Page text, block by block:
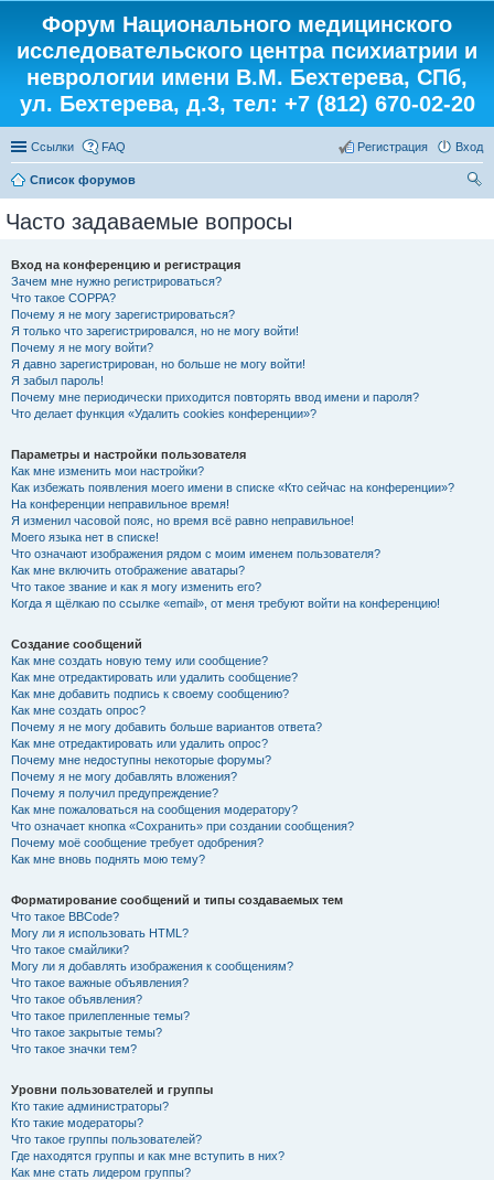
Форум Национального медицинского
исследовательского центра психиатрии и
неврологии имени В.М. Бехтерева, СПб,
ул. Бехтерева, д.3, тел: +7 (812) 670-02-20
Ссылки FAQ Вход
Регистрация
Список форумов
Часто задаваемые вопросы
Вход на конференцию и регистрация
Зачем мне нужно регистрироваться?
Что такое COPPA?
Почему я не могу зарегистрироваться?
Я только что зарегистрировался, но не могу войти!
Почему я не могу войти?
Я давно зарегистрирован, но больше не могу войти!
Я забыл пароль!
Почему мне периодически приходится повторять ввод имени и пароля?
Что делает функция «Удалить cookies конференции»?
Параметры и настройки пользователя
Как мне изменить мои настройки?
Как избежать появления моего имени в списке «Кто сейчас на конференции»?
На конференции неправильное время!
Я изменил часовой пояс, но время всё равно неправильное!
Моего языка нет в списке!
Что означают изображения рядом с моим именем пользователя?
Как мне включить отображение аватары?
Что такое звание и как я могу изменить его?
Когда я щёлкаю по ссылке «email», от меня требуют войти на конференцию!
Создание сообщений
Как мне создать новую тему или сообщение?
Как мне отредактировать или удалить сообщение?
Как мне добавить подпись к своему сообщению?
Как мне создать опрос?
Почему я не могу добавить больше вариантов ответа?
Как мне отредактировать или удалить опрос?
Почему мне недоступны некоторые форумы?
Почему я не могу добавлять вложения?
Почему я получил предупреждение?
Как мне пожаловаться на сообщения модератору?
Что означает кнопка «Сохранить» при создании сообщения?
Почему моё сообщение требует одобрения?
Как мне вновь поднять мою тему?
Форматирование сообщений и типы создаваемых тем
Что такое BBCode?
Могу ли я использовать HTML?
Что такое смайлики?
Могу ли я добавлять изображения к сообщениям?
Что такое важные объявления?
Что такое объявления?
Что такое прилепленные темы?
Что такое закрытые темы?
Что такое значки тем?
Уровни пользователей и группы
Кто такие администраторы?
Кто такие модераторы?
Что такое группы пользователей?
Где находятся группы и как мне вступить в них?
Как мне стать лидером группы?